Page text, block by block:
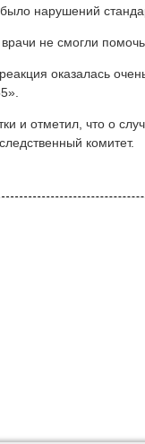
нарушений
не смогли
оказалась
и отметил, что о
комитет.